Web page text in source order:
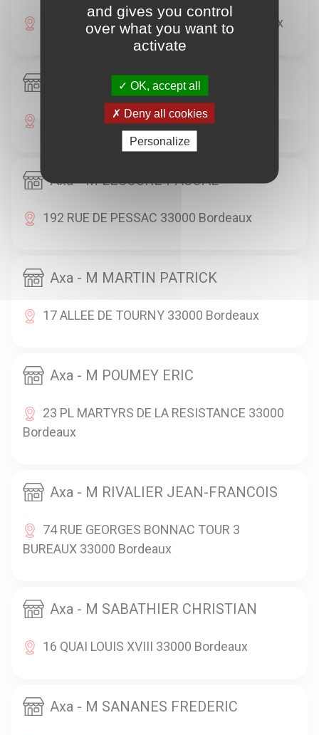
32B RUE JENNY LEPREUX 33000 Bordeaux
Axa - M LAFARGUE BENOIT
228 RUE TURENNE 33000 Bordeaux
Axa - M LESCURE PASCAL
192 RUE DE PESSAC 33000 Bordeaux
Axa - M MARTIN PATRICK
17 ALLEE DE TOURNY 33000 Bordeaux
Axa - M POUMEY ERIC
23 PL MARTYRS DE LA RESISTANCE 33000
Bordeaux
Axa - M RIVALIER JEAN-FRANCOIS
74 RUE GEORGES BONNAC TOUR 3
BUREAUX 33000 Bordeaux
Axa - M SABATHIER CHRISTIAN
16 QUAI LOUIS XVIII 33000 Bordeaux
Axa - M SANANES FREDERIC
and gives you control
over what you want to
activate
OK, accept all
Deny all cookies
Personalize